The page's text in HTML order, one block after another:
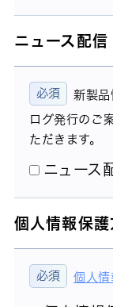
ニュース配信
新製品
ログ発行のご
ただきます。
ニュース
個人情報保護
個人情